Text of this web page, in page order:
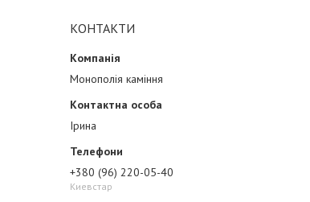
КОНТАКТИ
Монополія каміння
Ірина
+380 (96) 220-05-40
Киевстар